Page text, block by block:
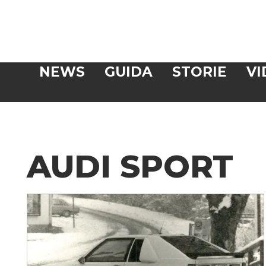
NEWS GUIDA STORIE
AUDI SPORT